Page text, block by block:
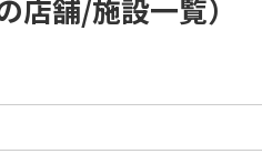
舗/施設一覧）